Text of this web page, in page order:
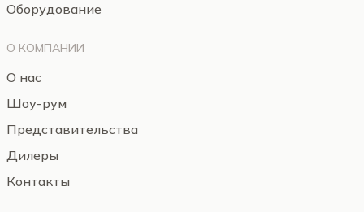
Оборудование
О КОМПАНИИ
О нас
Шоу-рум
Представительства
Дилеры
Контакты